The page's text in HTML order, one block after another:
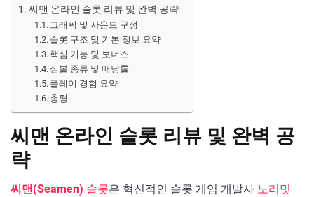
씨맨 온라인 슬롯 리뷰 및 완벽 공략
그래픽 및 사운드 구성
슬롯 구조 및 기본 정보 요약
핵심 기능 및 보너스
심볼 종류 및 배당률
플레이 경험 요약
총평
씨맨 온라인 슬롯 리뷰 및 완벽 공
략
씨맨(Seamen) 슬롯은 혁신적인 슬롯 게임 개발사 노리밋